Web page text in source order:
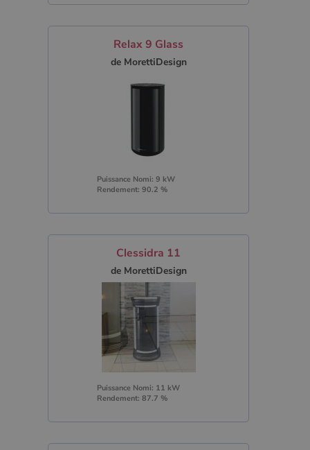
Relax 9 Glass
de MorettiDesign
Puissance Nomi: 9 kW
Rendement: 90.2 %
Clessidra 11
de MorettiDesign
Puissance Nomi: 11 kW
Rendement: 87.7 %